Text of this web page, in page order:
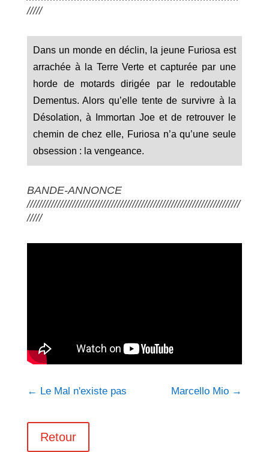
/////
Dans un monde en déclin, la jeune Furiosa est
arrachée à la Terre Verte et capturée par une
horde de motards dirigée par le redoutable
Dementus. Alors qu’elle tente de survivre à la
Désolation, à Immortan Joe et de retrouver le
chemin de chez elle, Furiosa n’a qu’une seule
obsession : la vengeance.
BANDE-ANNONCE
///////////////////////////////////////////////////////////////////////
/////
← Le Mal n'existe pas Marcello Mio →
Retour